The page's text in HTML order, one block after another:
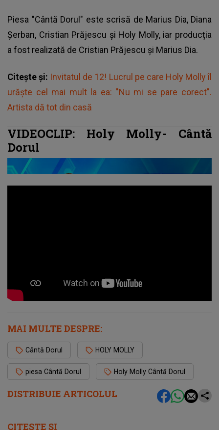
DISTRIBUIE ARTICOLUL
Piesa "Cântă Dorul" este scrisă de Marius Dia, Diana
Șerban, Cristian Prăjescu și Holy Molly, iar producția
a fost realizată de Cristian Prăjescu și Marius Dia.
Citește și: Invitatul de 12! Lucrul pe care Holy Molly îl
urăște cel mai mult la ea: "Nu mi se pare corect".
Artista dă tot din casă
VIDEOCLIP: Holy Molly- Cântă
Dorul
MAI MULTE DESPRE:
Cântă Dorul HOLY MOLLY
piesa Cântă Dorul Holy Molly Cântă Dorul
CITEȘTE ȘI